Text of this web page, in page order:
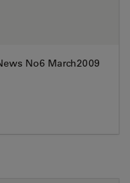
No6 March2009